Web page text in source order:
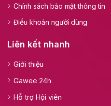
Chính sách bảo mật thông tin
Điều khoản người dùng
Liên kết nhanh
Giới thiệu
Gawee 24h
Hỗ trợ Hội viên